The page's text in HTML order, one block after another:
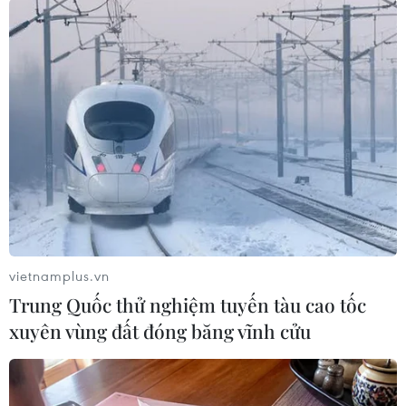
độ C. Trong những ngày rét đậm, các trường
vẫn bố trí giáo viên để tiếp nhận học sinh nếu
phụ huynh không có điều kiện ở nhà trông con
và các em vẫn đến trường.
Sở Giáo dục và Đào tạo Hà Nội cũng yêu cầu
hiệu trưởng các trường chủ động, linh hoạt lùi
giờ học để đảm bảo sức khỏe cho học sinh./.
(Vietnam+)
vietnamplus.vn
Trung Quốc thử nghiệm tuyến tàu cao tốc
xuyên vùng đất đóng băng vĩnh cửu